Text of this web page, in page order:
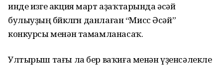
инде изге акция март аҙаҡтарында әсәй
булыуҙың бөйөклөгөн данлаған “Мисс Әсәй”
конкурсы менән тамамланасаҡ.
Ултырыш тағы ла бер ваҡиға менән үҙенсәлекле